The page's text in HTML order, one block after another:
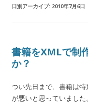
日別アーカイブ: 2010年7月6日
書籍をXMLで制
か？
つい先日まで、書籍は
が悪いと思っていまし